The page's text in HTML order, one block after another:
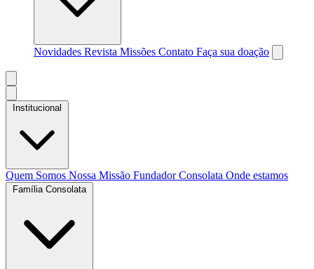
Novidades Revista Missões Contato Faça sua doação
Institucional
Quem Somos Nossa Missão FundadorConsolata Onde estamos
Família Consolata